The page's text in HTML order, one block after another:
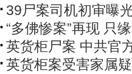
39尸案司机初审曝
“多佛惨案”再现 只
英货柜尸案 中共官
英货柜案受害家属